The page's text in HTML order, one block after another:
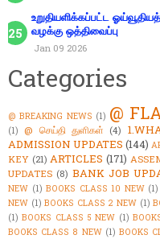
உறுதியளிக்கப்பட்ட
வழக்கு ஒத்திவைப்பு
Jan 09 2026
Categories
@ BREAKING NEWS (1) @
(1) @ செய்தி துளிகள் (4)
ADMISSION UPDATES (144)
KEY (21) ARTICLES (171)
UPDATES (8) BANK JOB
NEW (1) BOOKS CLASS 10 NEW (1)
NEW (1) BOOKS CLASS 2 NEW (1)
(1) BOOKS CLASS 5 NEW (1)
BOOKS CLASS 8 NEW (1) BOOKS